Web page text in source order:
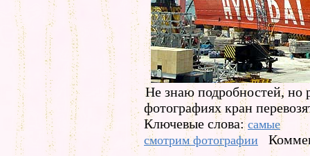
Не знаю подробностей, но
фотографиях кран
Ключевые слова:самые
смотрим фотографии